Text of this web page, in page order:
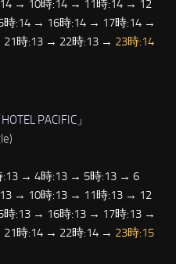
→ 10時:14 → 11時:14 → 12
:14 → 16時:14 → 17時:14 →
時:13 → 22時:13 → 23時:14
HOTEL PACIFIC 」
→ 4時:13 → 5時:13 → 6
→ 10時:13 → 11時:13 → 12
:13 → 16時:13 → 17時:13 →
時:14 → 22時:14 → 23時:15